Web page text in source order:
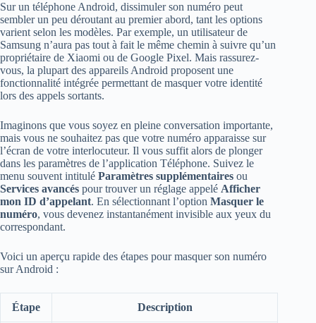
Sur un téléphone Android, dissimuler son numéro peut
sembler un peu déroutant au premier abord, tant les options
varient selon les modèles. Par exemple, un utilisateur de
Samsung n’aura pas tout à fait le même chemin à suivre qu’un
propriétaire de Xiaomi ou de Google Pixel. Mais rassurez-
vous, la plupart des appareils Android proposent une
fonctionnalité intégrée permettant de masquer votre identité
lors des appels sortants.
Imaginons que vous soyez en pleine conversation importante,
mais vous ne souhaitez pas que votre numéro apparaisse sur
l’écran de votre interlocuteur. Il vous suffit alors de plonger
dans les paramètres de l’application Téléphone. Suivez le
menu souvent intitulé Paramètres supplémentaires ou
Services avancés pour trouver un réglage appelé Afficher
mon ID d’appelant. En sélectionnant l’option Masquer le
numéro, vous devenez instantanément invisible aux yeux du
correspondant.
Voici un aperçu rapide des étapes pour masquer son numéro
sur Android :
Étape Description